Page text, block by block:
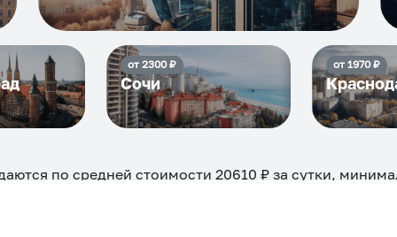
от 2300₽
Сочи
от 1970₽
по средней стоимости 20610 ₽ за сутки,